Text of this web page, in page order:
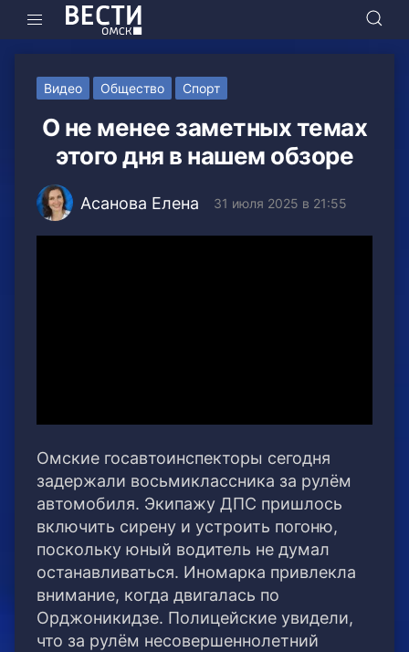
Видео Общество Спорт
О не менее заметных темах
этого дня в нашем обзоре
Асанова Елена 31 июля 2025 в 21:55
Омские госавтоинспекторы сегодня
задержали восьмиклассника за рулём
автомобиля. Экипажу ДПС пришлось
включить сирену и устроить погоню,
поскольку юный водитель не думал
останавливаться. Иномарка привлекла
внимание, когда двигалась по
Орджоникидзе. Полицейские увидели,
что за рулём несовершеннолетний